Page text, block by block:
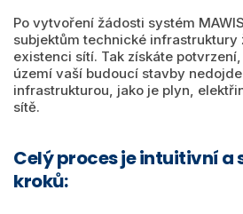
Po vytvoření žádosti systém
subjektům technické
existenci sítí. Tak získáte
území vaší budoucí stavby
infrastrukturou, jako je plyn,
sítě.
Celý proces je intuitivní a
kroků: